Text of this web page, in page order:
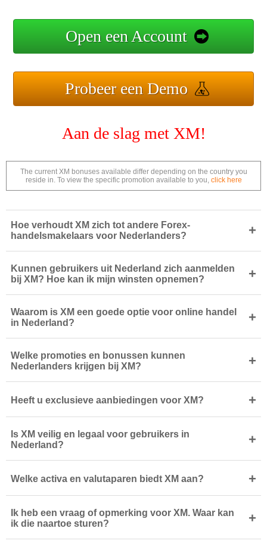
Open een Account
Probeer een Demo
Aan de slag met XM!
The current XM bonuses available differ depending on the country you
reside in. To view the specific promotion available to you, click here
Hoe verhoudt XM zich tot andere Forex-
handelsmakelaars voor Nederlanders?
+
Kunnen gebruikers uit Nederland zich aanmelden
bij XM? Hoe kan ik mijn winsten opnemen?
+
Waarom is XM een goede optie voor online handel
in Nederland?
+
Welke promoties en bonussen kunnen
Nederlanders krijgen bij XM?
+
Heeft u exclusieve aanbiedingen voor XM? +
Is XM veilig en legaal voor gebruikers in
Nederland?
+
Welke activa en valutaparen biedt XM aan? +
Ik heb een vraag of opmerking voor XM. Waar kan
ik die naartoe sturen?
+